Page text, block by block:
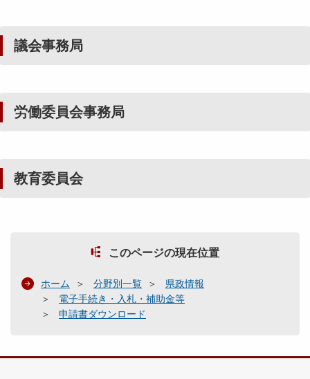
議会事務局
労働委員会事務局
教育委員会
このページの現在位置
ホーム 分野別一覧
県政情報
電子手続き・入札・補助金等
申請書ダウンロード